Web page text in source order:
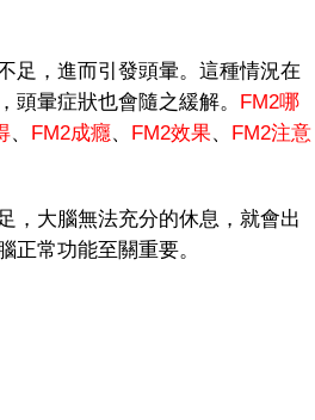
，進而引發頭暈。這種情況在
暈症狀也會隨之緩解。 FM2哪
、 FM2成癮、 FM2效果、 FM2注意
大腦無法充分的休息，就會出
正常功能至關重要。